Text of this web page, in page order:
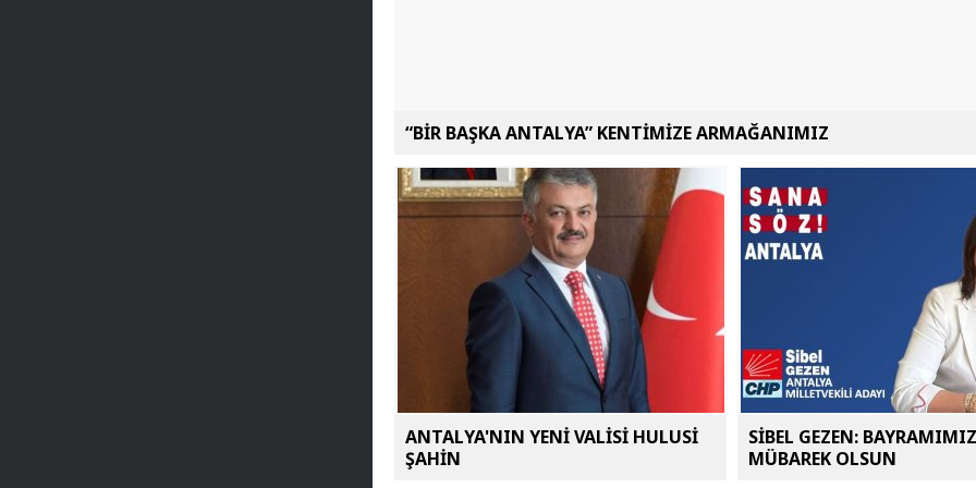
“BİR BAŞKA ANTALYA” KENTİMİZE ARMAĞANIMIZ
ANTALYA'NIN YENİ VALİSİ HULUSİ
ŞAHİN
SİBEL GEZEN: BAYRAMIMIZ
MÜBAREK OLSUN